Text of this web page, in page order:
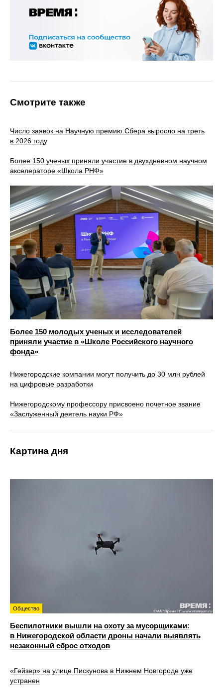
Смотрите также
Число заявок на Научную премию Сбера выросло на треть
в 2026 году
Более 150 ученых приняли участие в двухдневном научном
акселераторе «Школа РНФ»
Более 150 молодых ученых и исследователей
приняли участие в «Школе Российского научного
фонда»
Нижегородские компании могут получить до 30 млн рублей
на цифровые разработки
Нижегородскому профессору присвоено почетное звание
«Заслуженный деятель науки РФ»
Картина дня
Общество
Беспилотники вышли на охоту за мусорщиками:
в Нижегородской области дроны начали выявлять
незаконный сброс отходов
«Гейзер» на улице Пискунова в Нижнем Новгороде уже
устранен